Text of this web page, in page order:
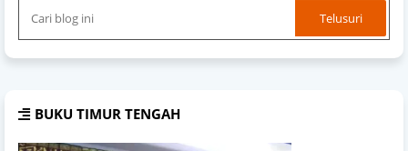
BUKU TIMUR TENGAH